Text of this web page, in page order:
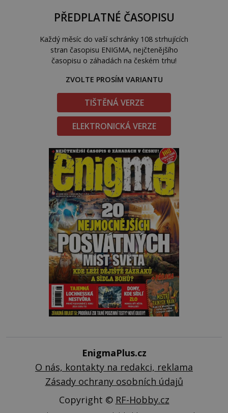
PŘEDPLATNÉ ČASOPISU
Každý měsíc do vaší schránky 108 strhujících
stran časopisu ENIGMA, nejčtenějšího
časopisu o záhadách na českém trhu!
ZVOLTE PROSÍM VARIANTU
TIŠTĚNÁ VERZE
ELEKTRONICKÁ VERZE
EnigmaPlus.cz
O nás, kontakty na redakci, reklama
Zásady ochrany osobních údajů
Copyright © RF-Hobby.cz